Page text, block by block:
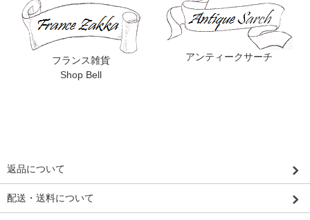
フランス雑貨
Shop Bell
アンティークサーチ
返品について
配送・送料について